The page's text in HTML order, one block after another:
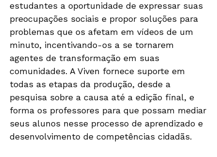
estudantes a oportunidade de expressar suas
preocupações sociais e propor soluções para
problemas que os afetam em vídeos de um
minuto, incentivando-os a se tornarem
agentes de transformação em suas
comunidades. A Viven fornece suporte em
todas as etapas da produção, desde a
pesquisa sobre a causa até a edição final, e
forma os professores para que possam mediar
seus alunos nesse processo de aprendizado e
desenvolvimento de competências cidadãs.